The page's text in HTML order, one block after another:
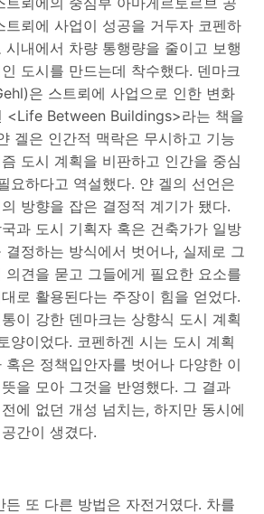
트뢰에 사업이 성공을 거두자 코펜하
시내에서 차량 통행량을 줄이고 보행
도시를 만드는데 착수했다. 덴마크
은 스트뢰에 사업으로 인한 변화
<Life Between Buildings>라는 책을
겔은 인간적 맥락은 무시하고 기능
도시 계획을 비판하고 인간을 중심
요하다고 역설했다. 얀 겔의 선언은
방향을 잡은 결정적 계기가 됐다.
과 도시 기획자 혹은 건축가가 일방
정하는 방식에서 벗어나, 실제로 그
의견을 묻고 그들에게 필요한 요소를
로 활용된다는 주장이 힘을 얻었다.
이 강한 덴마크는 상향식 도시 계획
양이었다. 코펜하겐 시는 도시 계획
혹은 정책입안자를 벗어나 다양한 이
을 모아 그것을 반영했다. 그 결과
에 없던 개성 넘치는, 하지만 동시에
간이 생겼다.
또 다른 방법은 자전거였다. 차를